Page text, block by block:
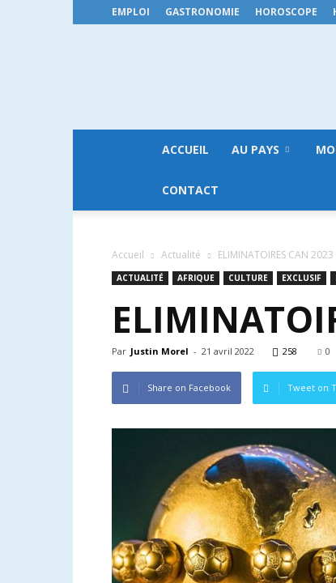
EMPLOI GASTRONOMIE HOROSCOPE
ACCUEIL AU PAYS
CONTACT
Accueil Actualité ELIMINATOIRES CAN
ACTUALITÉ AFRIQUE CULTURE EXCLUSIF
Par Justin Morel - 21 avril 2022 258 0
Share on Facebook Tweet on